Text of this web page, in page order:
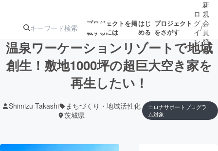
プロジェクトを掲
載するには
はじ
める
プロジェクト
をさがす
注目の新着プロ募集終了が近いプ
ロ
グ
イ
ン
/
新
規
会
員
登
録
温泉ワーケーションリゾートで地域
創生！敷地1000坪の超巨大空き家を
再生したい！
Shimizu Takashi
まちづくり・地域活性化
茨城県
コロナサポートプログラ
ム対象